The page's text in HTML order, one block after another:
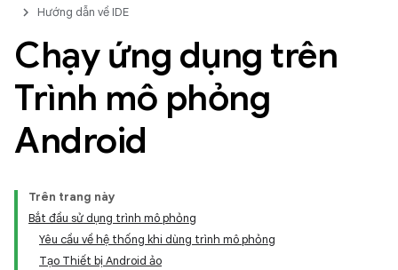
Hướng dẫn về IDE
Chạy ứng dụng trên
Trình mô phỏng
Android
Trên trang này
Bắt đầu sử dụng trình mô phỏng
Yêu cầu về hệ thống khi dùng trình mô phỏng
Tạo Thiết bị Android ảo